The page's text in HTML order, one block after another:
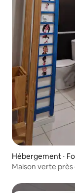
Hébergement ⋅
Maison verte près